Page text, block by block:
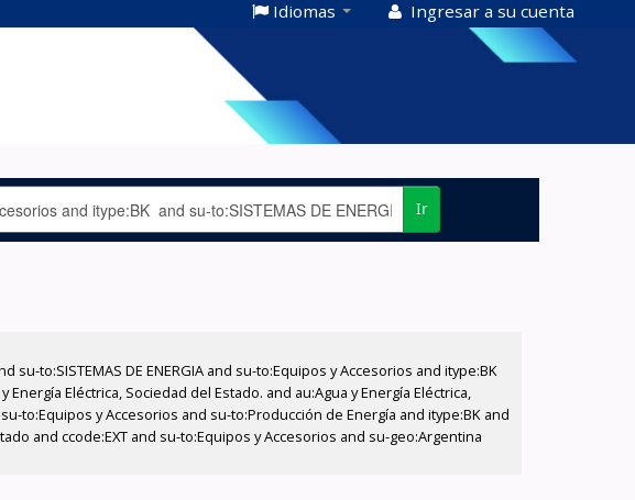
Idiomas Ingresar a su cuenta
Ir
to:SISTEMAS DE ENERGIA and su-to:Equipos y Accesorios and itype:BK
Eléctrica, Sociedad del Estado. and au:Agua y Energía Eléctrica,
to:Equipos y Accesorios and su-to:Producción de Energía and itype:BK and
and ccode:EXT and su-to:Equipos y Accesorios and su-geo:Argentina